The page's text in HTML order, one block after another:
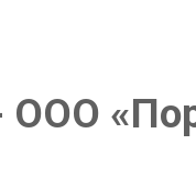
ООО